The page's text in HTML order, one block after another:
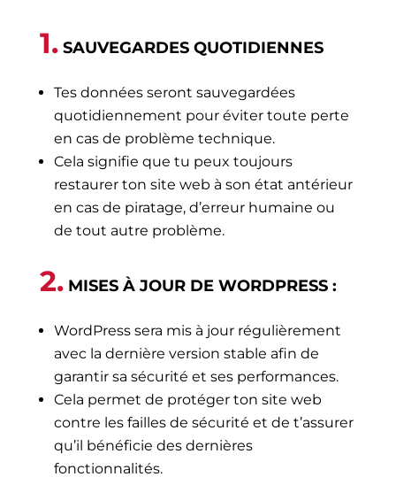
1. SAUVEGARDES QUOTIDIENNES
Tes données seront sauvegardées
quotidiennement pour éviter toute perte
en cas de problème technique.
Cela signifie que tu peux toujours
restaurer ton site web à son état antérieur
en cas de piratage, d’erreur humaine ou
de tout autre problème.
2. MISES À JOUR DE WORDPRESS :
WordPress sera mis à jour régulièrement
avec la dernière version stable afin de
garantir sa sécurité et ses performances.
Cela permet de protéger ton site web
contre les failles de sécurité et de t’assurer
qu’il bénéficie des dernières
fonctionnalités.